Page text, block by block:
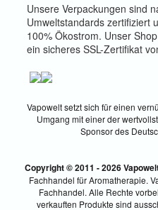
Unsere Verpackungen sind
Umweltstandards zertifiziert
100% Ökostrom. Unser
ein sicheres SSL-Zertifikat
Vapowelt setzt sich für einen
Umgang mit einer der
Sponsor des
Copyright © 2011 - 2026
Fachhandel für Aromatherapie.
Fachhandel. Alle Rechte
verkauften Produkte sind